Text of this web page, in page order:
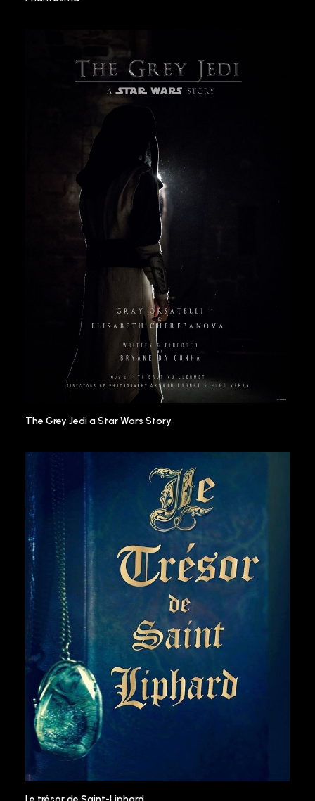
The Grey Jedi a Star Wars Story